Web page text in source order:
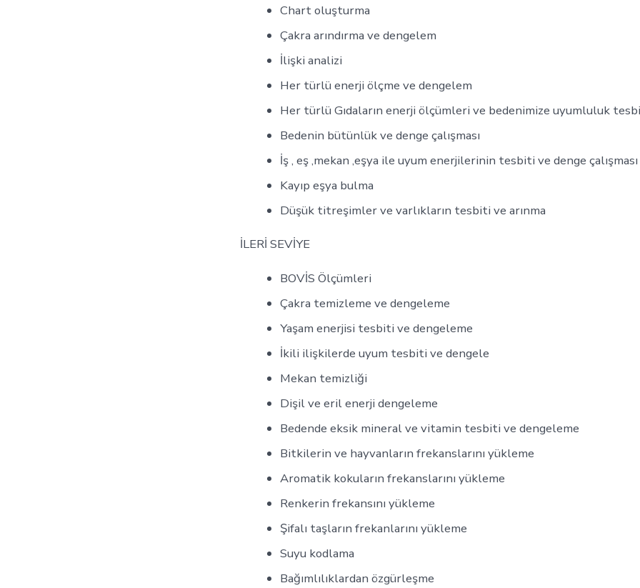
Chart oluşturma
Çakra arındırma ve dengelem
İlişki analizi
Her türlü enerji ölçme ve dengelem
Her türlü Gıdaların enerji ölçümleri ve bedenimize uyumluluk
Bedenin bütünlük ve denge çalışması
İş , eş ,mekan ,eşya ile uyum enerjilerinin tesbiti ve denge çalışması
Kayıp eşya bulma
Düşük titreşimler ve varlıkların tesbiti ve arınma
İLERİ SEVİYE
BOVİS Ölçümleri
Çakra temizleme ve dengeleme
Yaşam enerjisi tesbiti ve dengeleme
İkili ilişkilerde uyum tesbiti ve dengele
Mekan temizliği
Dişil ve eril enerji dengeleme
Bedende eksik mineral ve vitamin tesbiti ve dengeleme
Bitkilerin ve hayvanların frekanslarını yükleme
Aromatik kokuların frekanslarını yükleme
Renkerin frekansını yükleme
Şifalı taşların frekanlarını yükleme
Suyu kodlama
Bağımlılıklardan özgürleşme